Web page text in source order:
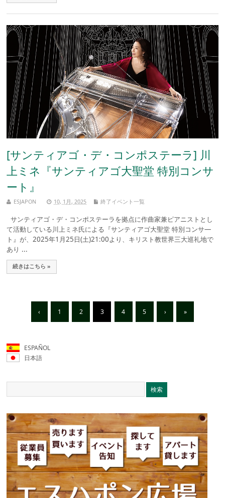
[サンティアゴ・デ・コンポステーラ] 川
上ミネ『サンティアゴ大聖堂 特別コンサ
ート』
ESJAPON 10, 1月, 2025 終了イベント一覧
サンティアゴ・デ・コンポステーラを拠点に作曲家兼ピアニストとし
て活動している川上ミネ氏による『サンティアゴ大聖堂 特別コンサ—
ト』が、2025年1月25日(土)21:00より、キリスト教世界三大巡礼地で
あり ...
続きはこちら »
‹ 1 2 3 4 5 › »
ESPAÑOL
日本語